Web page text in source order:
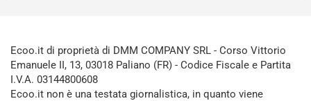
Ecoo.it di proprietà di DMM COMPANY SRL - Corso Vittorio
Emanuele II, 13, 03018 Paliano (FR) - Codice Fiscale e Partita
I.V.A. 03144800608
Ecoo.it non è una testata giornalistica, in quanto viene